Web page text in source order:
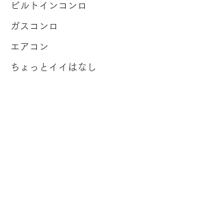
ビルトインコンロ
ガスコンロ
エアコン
ちょっとイイはなし